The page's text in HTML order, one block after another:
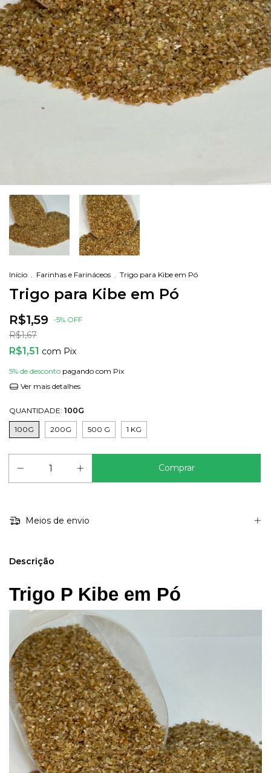
Início . Farinhas e Farináceos . Trigo para Kibe em Pó
Trigo para Kibe em Pó
R$1,59 -5% OFF
R$1,67
R$1,51 com Pix
5% de desconto pagando com Pix
Ver mais detalhes
QUANTIDADE: 100G
100G 200G 500 G 1 KG
Meios de envio
Descrição
Trigo P Kibe em Pó